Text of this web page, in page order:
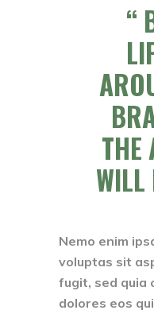
THE
WILL
Nemo enim
voluptas sit
fugit, sed quia
dolores eos